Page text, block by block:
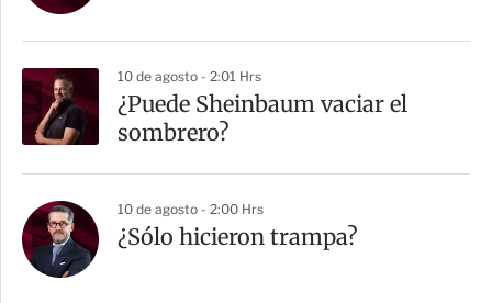
10 de agosto - 2:01 Hrs
¿Puede Sheinbaum vaciar el
sombrero?
10 de agosto - 2:00 Hrs
¿Sólo hicieron trampa?